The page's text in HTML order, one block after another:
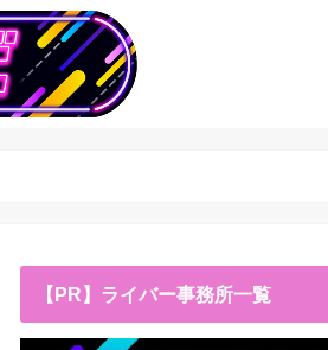
【PR】ライバー事務所一覧